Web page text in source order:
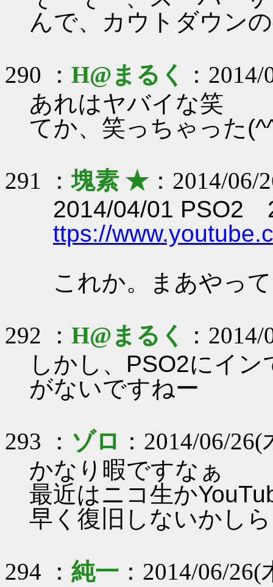
んで、カウトダウン
290 ： H@まるく
：
あれはヤバイな笑
てか、笑っちゃった
291 ：塊素 ★：2014/06/
2014/04/01 PSO2
ttps://
これか。まあやっ
292 ： H@まるく
：
しかし、PSO2にイ
がないですねー
293 ： ゾロ ：2014/06/
かなり暇ですなぁ
最近はニコ生か
早く復旧しないかし
294 ： 純一 ：2014/06/